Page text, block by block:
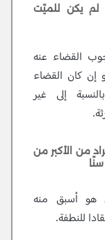
761):إذا لم يكن للميّت
القضاء عنه
إن كان القضاء
إلى غير
من الأكبر من
أسبق منه
للنطفة.